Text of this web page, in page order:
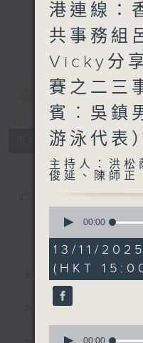
所有集數
全運有
聯絡
您喜歡這個節目
簡介
主持人：洪松蔭、
為目標，全神貫注！
港連線：
共事務組
Vicky分
賽之二三
賓︰吳鎮
游泳代表
主持人：洪松
俊延、陳師正
seconds
1
hour,
12
minutes,
17
seconds
00:00
13/11/
(HKT
00:00